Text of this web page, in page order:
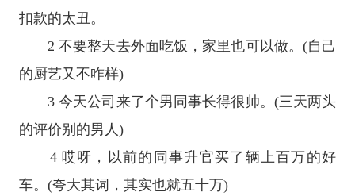
扣款的太丑。
2 不要整天去外面吃饭，家里也可以做。(自己
的厨艺又不咋样)
3 今天公司来了个男同事长得很帅。(三天两头
的评价别的男人)
4 哎呀，以前的同事升官买了辆上百万的好
车。(夸大其词，其实也就五十万)